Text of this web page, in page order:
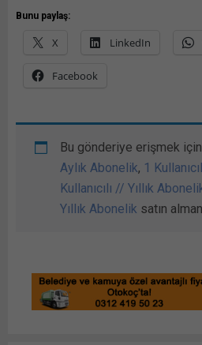
Bunu paylaş:
X LinkedIn
Facebook
Bu gönderiye erişmek için
Aylık Abonelik, 1
Kullanıcılı // Yıllık
Yıllık Abonelik satın